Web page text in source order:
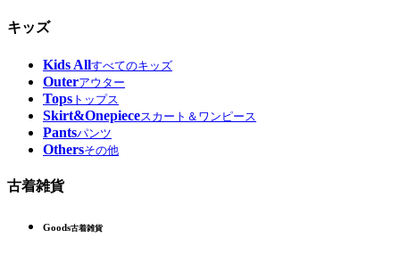
キッズ
Kids Allすべてのキッズ
Outerアウター
Tops トップス
Skirt&Onepieceスカート＆ワンピース
Pantsパンツ
Othersその他
古着雑貨
Goods古着雑貨